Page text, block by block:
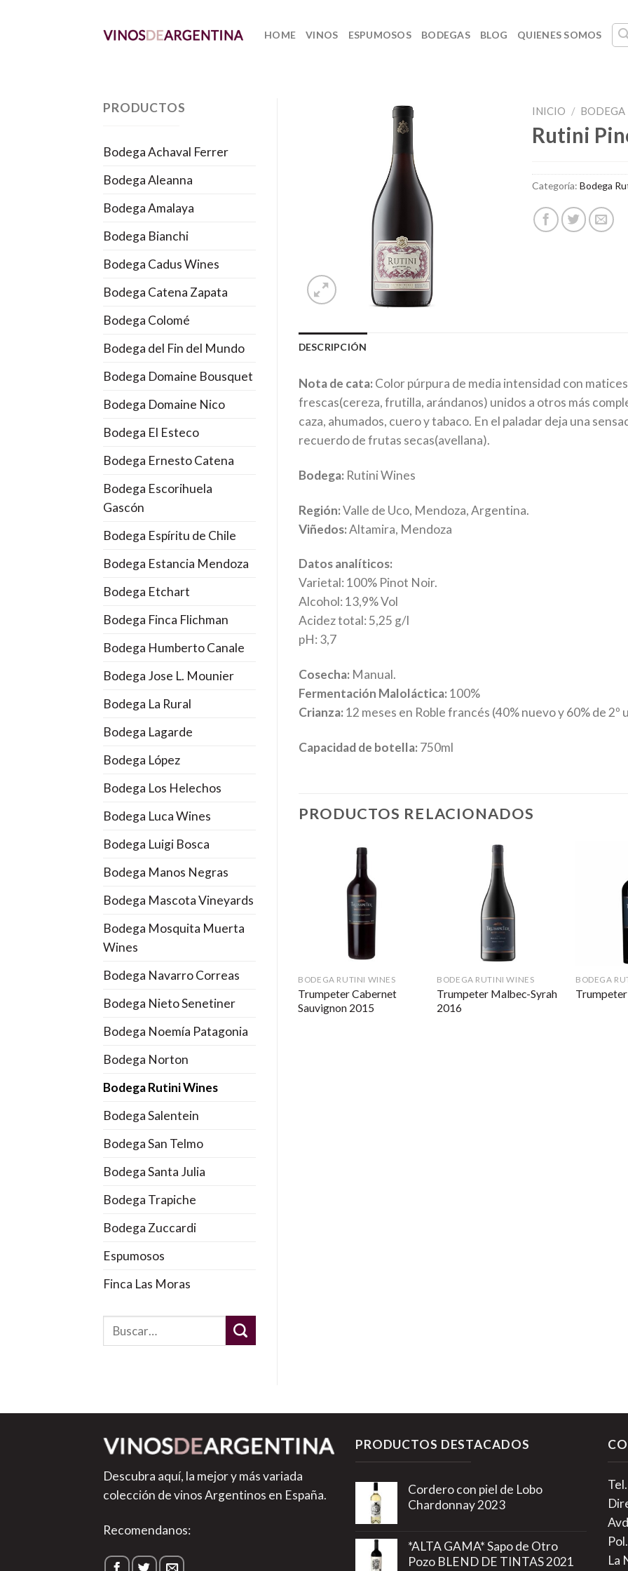
HOME VINOS ESPUMOSOS BODEGAS BLOG QUIENES SOMOS
PRODUCTOS
Bodega Achaval Ferrer
Bodega Aleanna
Bodega Amalaya
Bodega Bianchi
Bodega Cadus Wines
Bodega Catena Zapata
Bodega Colomé
Bodega del Fin del Mundo
Bodega Domaine Bousquet
Bodega Domaine Nico
Bodega El Esteco
Bodega Ernesto Catena
Bodega Escorihuela
Gascón
Bodega Espíritu de Chile
Bodega Estancia Mendoza
Bodega Etchart
Bodega Finca Flichman
Bodega Humberto Canale
Bodega Jose L. Mounier
Bodega La Rural
Bodega Lagarde
Bodega López
Bodega Los Helechos
Bodega Luca Wines
Bodega Luigi Bosca
Bodega Manos Negras
Bodega Mascota Vineyards
Bodega Mosquita Muerta
Wines
Bodega Navarro Correas
Bodega Nieto Senetiner
Bodega Noemía Patagonia
Bodega Norton
Bodega Rutini Wines
Bodega Salentein
Bodega San Telmo
Bodega Santa Julia
Bodega Trapiche
Bodega Zuccardi
Espumosos
Finca Las Moras
INICIO /
Rutini
Categoría:Bodega
DESCRIPCIÓN
Nota de cata:Color púrpura de media intensidad con
frescas(cereza, frutilla, arándanos) unidos a otros más
caza, ahumados, cuero y tabaco. En el paladar deja una
recuerdo de frutas secas(avellana).
Bodega:Rutini Wines
Región:Valle de Uco, Mendoza, Argentina.
Viñedos:Altamira, Mendoza
Datos analíticos:
Varietal: 100% Pinot Noir.
Alcohol: 13,9% Vol
Acidez total: 5,25 g/l
pH: 3,7
Cosecha:Manual.
Fermentación Maloláctica:100%
Crianza:12 meses en Roble francés (40% nuevo y 60% de 2º
Capacidad de botella:750ml
PRODUCTOS RELACIONADOS
BODEGA RUTINI WINES
Trumpeter Cabernet
Sauvignon 2015
BODEGA RUTINI WINES
Trumpeter Malbec-Syrah
2016
BODEGA
BODEGA RUTINI WINES BODEGA RUTINI WINES
Antología XLI 2014
Descubra aquí, la mejor y más variada
colección de vinos Argentinos en España.
Recomendanos:
PRODUCTOS DESTACADOS
Cordero con piel de Lobo
Chardonnay 2023
*ALTA GAMA* Sapo de Otro
Pozo BLEND DE TINTAS 2021
La